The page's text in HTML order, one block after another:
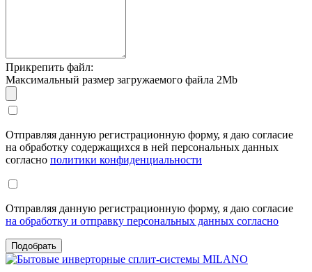
Прикрепить файл:
Максимальный размер загружаемого файла 2Mb
Отправляя данную регистрационную форму, я даю согласие
на обработку содержащихся в ней персональных данных
согласно политики конфиденциальности
Отправляя данную регистрационную форму, я даю согласие
на обработку и отправку персональных данных согласно